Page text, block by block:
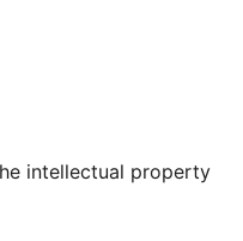
de YouTube
cuenta de Tumblr
intellectual property